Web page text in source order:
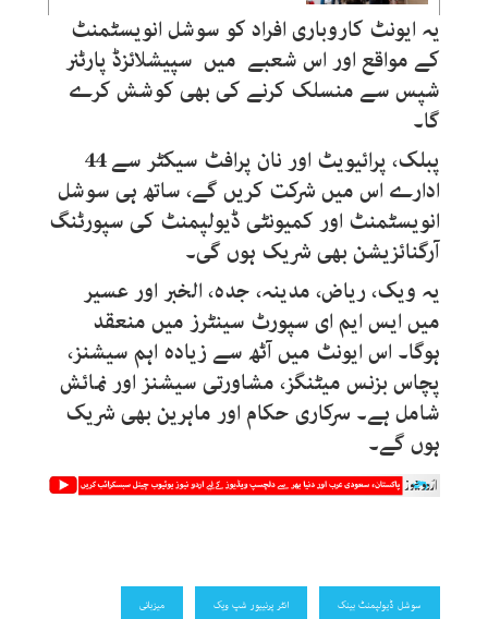
یہ ایونٹ کاروباری افراد کو سوشل انویسٹمنٹ
کے مواقع اور اس شعبے میں سپیشلائزڈ پارٹنر
شپس سے منسلک کرنے کی بھی کوشش کرے
گا۔
پبلک، پرائیویٹ اور نان پرافٹ سیکٹر سے 44
ادارے اس میں شرکت کریں گے، ساتھ ہی سوشل
انویسٹمنٹ اور کمیونٹی ڈیولپمنٹ کی سپورٹنگ
آرگنائزیشن بھی شریک ہوں گی۔
یہ ویک، ریاض، مدینہ، جدہ، الخبر اور عسیر
میں ایس ایم ای سپورٹ سینٹرز میں منعقد
ہوگا۔ اس ایونٹ میں آٹھ سے زیادہ اہم سیشنز،
پچاس بزنس میٹنگز، مشاورتی سیشنز اور نمائش
شامل ہے۔ سرکاری حکام اور ماہرین بھی شریک
ہوں گے۔
سوشل ڈیولپمنٹ بینک انٹر پرنییور شپ ویک میزبانی